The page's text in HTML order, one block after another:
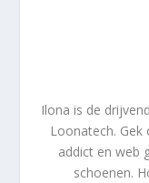
Ilona is de
Loonatech.
addict en web
schoenen.